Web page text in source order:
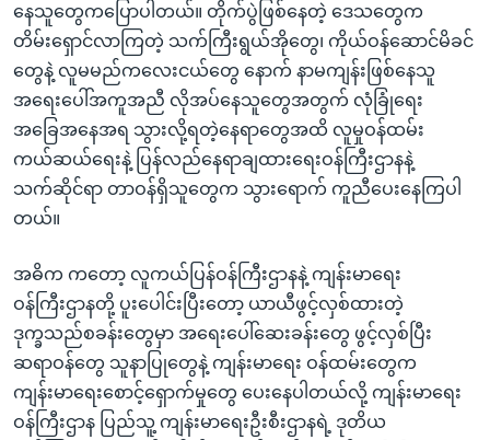
နေသူတွေကပြောပါတယ်။ တိုက်ပွဲဖြစ်နေတဲ့ ဒေသတွေက
တိမ်းရှောင်လာကြတဲ့ သက်ကြီးရွယ်အိုတွေ၊ ကိုယ်ဝန်ဆောင်မိခင်
တွေနဲ့ လူမမည်ကလေးငယ်တွေ နောက် နာမကျန်းဖြစ်နေသူ
အရေးပေါ်အကူအညီ လိုအပ်နေသူတွေအတွက် လုံခြုံရေး
အခြေအနေအရ သွားလို့ရတဲ့နေရာတွေအထိ လူမှုဝန်ထမ်း
ကယ်ဆယ်ရေးနဲ့ ပြန်လည်နေရာချထားရေးဝန်ကြီးဌာနနဲ့
သက်ဆိုင်ရာ တာဝန်ရှိသူတွေက သွားရောက် ကူညီပေးနေကြပါ
တယ်။
အဓိက ကတော့ လူကယ်ပြန်ဝန်ကြီးဌာနနဲ့ ကျန်းမာရေး
ဝန်ကြီးဌာနတို့ ပူးပေါင်းပြီးတော့ ယာယီဖွင့်လှစ်ထားတဲ့
ဒုက္ခသည်စခန်းတွေမှာ အရေးပေါ်ဆေးခန်းတွေ ဖွင့်လှစ်ပြီး
ဆရာဝန်တွေ သူနာပြုတွေနဲ့ ကျန်းမာရေး ဝန်ထမ်းတွေက
ကျန်းမာရေးစောင့်ရှောက်မှုတွေ ပေးနေပါတယ်လို့ ကျန်းမာရေး
ဝန်ကြီးဌာန ပြည်သူ့ ကျန်းမာရေးဦးစီးဌာနရဲ့ ဒုတိယ